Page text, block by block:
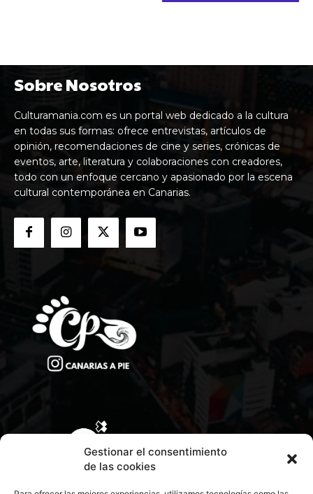
Gestionar el consentimiento
de las cookies
Sobre Nosotros
Culturamania.com es un portal web dedicado a la cultura
en todas sus formas: ofrece entrevistas, artículos de
opinión, recomendaciones de cine y series, crónicas de
eventos, arte, literatura y colaboraciones con creadores,
todo con un enfoque cercano y apasionado por la escena
cultural contemporánea en Canarias.